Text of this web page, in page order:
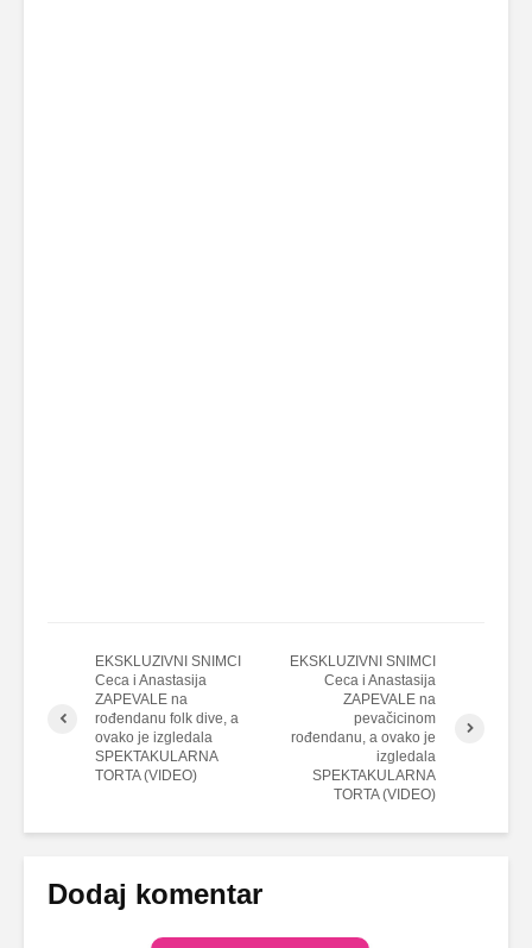
EKSKLUZIVNI SNIMCI
Ceca i Anastasija
ZAPEVALE na
rođendanu folk dive, a
ovako je izgledala
SPEKTAKULARNA
TORTA (VIDEO)
EKSKLUZIVNI SNIMCI
Ceca i Anastasija
ZAPEVALE na
pevačicinom
rođendanu, a ovako je
izgledala
SPEKTAKULARNA
TORTA (VIDEO)
Dodaj komentar